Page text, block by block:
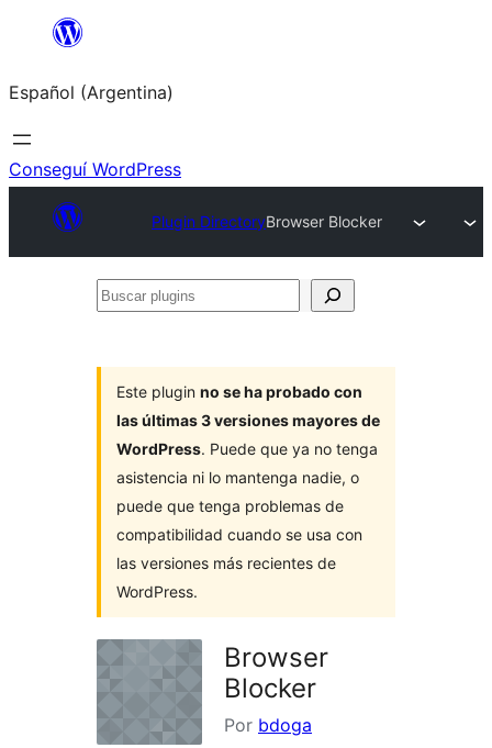
Saltar
contenido
Español (Argentina)
Conseguí WordPress
Plugin DirectoryBrowser Blocker
Buscar
Este plugin no se ha probado con
las últimas 3 versiones mayores de
WordPress. Puede que ya no tenga
asistencia ni lo mantenga nadie, o
puede que tenga problemas de
compatibilidad cuando se usa con
las versiones más recientes de
WordPress.
Browser
Blocker
Por bdoga